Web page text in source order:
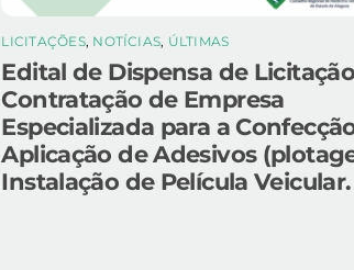
LICITAÇÕES, NOTÍCIAS, ÚLTIMAS
Edital de Dispensa de
Contratação de Empresa
Especializada para a
Aplicação de Adesivos
Instalação de Película Veicular.